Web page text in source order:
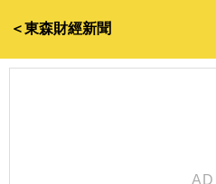
＜東森財經新聞